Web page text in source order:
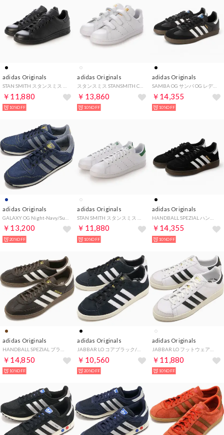
adidas Originals
￥11,880
10%OFF
adidas Originals
￥13,860
10%OFF
adidas Originals
SAMBA OG サンバ OG レディース メンズ スニーカー （BLACK/WHITE/GUM）
￥14,355
10%OFF
adidas Originals
￥13,200
20%OFF
adidas Originals
￥11,880
10%OFF
adidas Originals
￥14,355
10%OFF
adidas Originals
￥14,850
10%OFF
adidas Originals
￥10,560
20%OFF
adidas Originals
￥11,880
10%OFF